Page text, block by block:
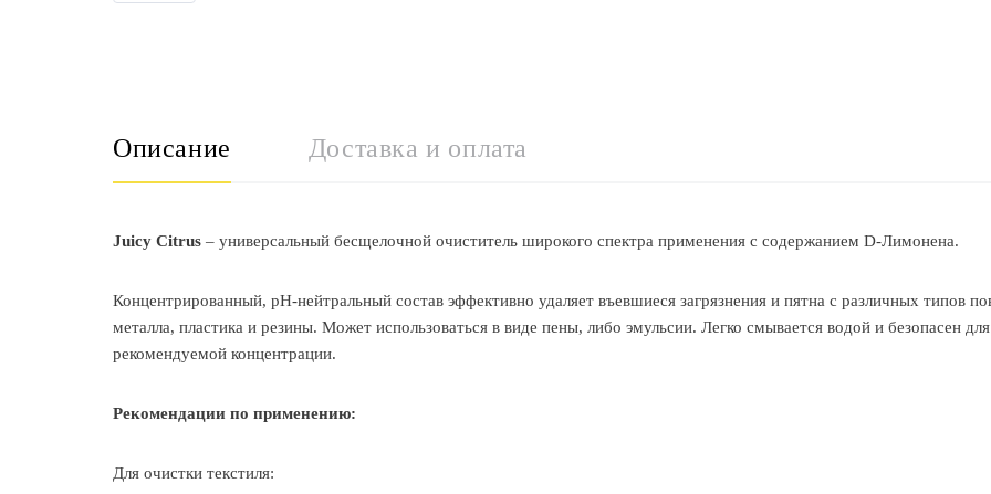
Описание Доставка и оплата
Juicy Citrus – универсальный бесщелочной очиститель широкого спектра применения с содержанием D-Лимонена.
Концентрированный, pH-нейтральный состав эффективно удаляет въевшиеся загрязнения и пятна с различных типов
металла, пластика и резины. Может использоваться в виде пены, либо эмульсии. Легко смывается водой и безопасен
рекомендуемой концентрации.
Рекомендации по применению:
Для очистки текстиля: